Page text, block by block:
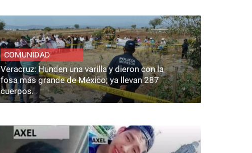
COMUNIDAD
Veracruz: Hunden una varilla y dieron con la
fosa más grande de México; ya llevan 287
cuerpos.